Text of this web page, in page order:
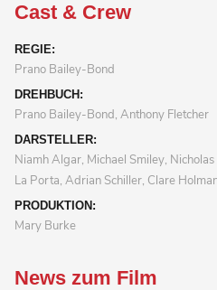
Cast & Crew
REGIE:
Prano Bailey-Bond
DREHBUCH:
Prano Bailey-Bond, Anthony Fletcher
DARSTELLER:
Niamh Algar, Michael Smiley,
La Porta, Adrian Schiller, Clare
PRODUKTION:
Mary Burke
News zum Film